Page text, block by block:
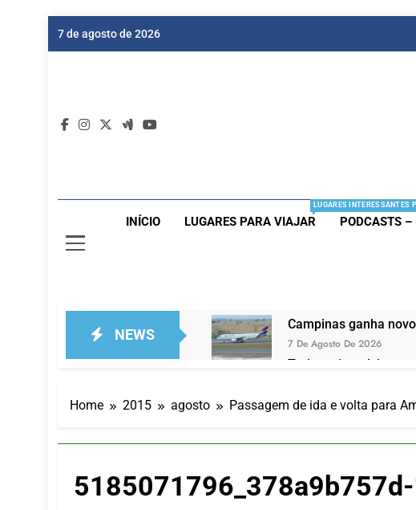
7 de agosto de 2026
INÍCIO LUGARES PARA VIAJAR
LUGARES INTERESSANTES
PODCASTS –
NEWS
Campinas ganha
7 De Agosto De 2026
Turismo impulsiona
Hotel Premium
Executivo com
LATAM anuncia 42
Home 2015 agosto Passagem de ida e volta para
5185071796_378a9b757d-